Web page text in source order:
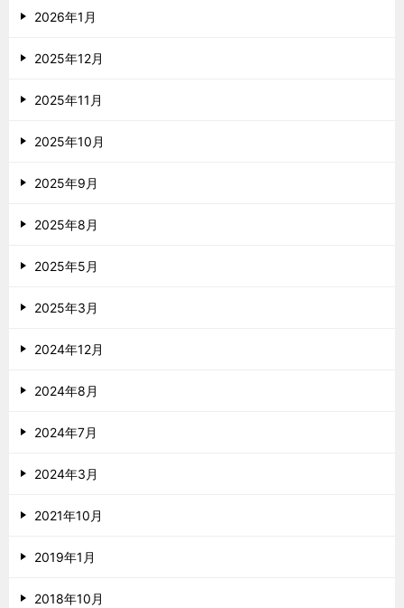
2026年1月
2025年12月
2025年11月
2025年10月
2025年9月
2025年8月
2025年5月
2025年3月
2024年12月
2024年8月
2024年7月
2024年3月
2021年10月
2019年1月
2018年10月